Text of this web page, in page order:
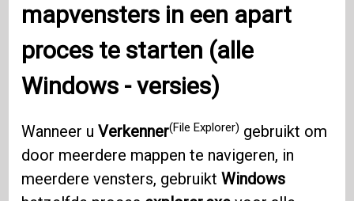
mapvensters in een apart
proces te starten (alle
Windows - versies)
Wanneer uVerkenner(File Explorer) gebruikt om
door meerdere mappen te navigeren, in
meerdere vensters, gebruiktWindows